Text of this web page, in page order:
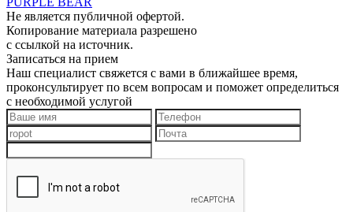
Не является публичной офертой.
Копирование материала разрешено
с ссылкой на источник.
Записаться на прием
Наш специалист свяжется с вами в ближайшее время,
проконсультирует по всем вопросам и поможет определиться
с необходимой услугой